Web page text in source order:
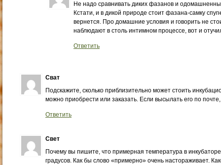
Не надо сравнивать диких фазанов и
Кстати, и в дикой природе стоит фазана-самку
вернется. Про домашние условия и говорить не
наблюдают в столь интимном процессе, вот и
Ответить
Сват
Подскажите, сколько приблизительно может стоить
можно приобрести или заказать. Если высылать его по
Ответить
Свет
Почему вы пишите, что примерная температура в
градусов. Как бы слово «примерно» очень настораживает.